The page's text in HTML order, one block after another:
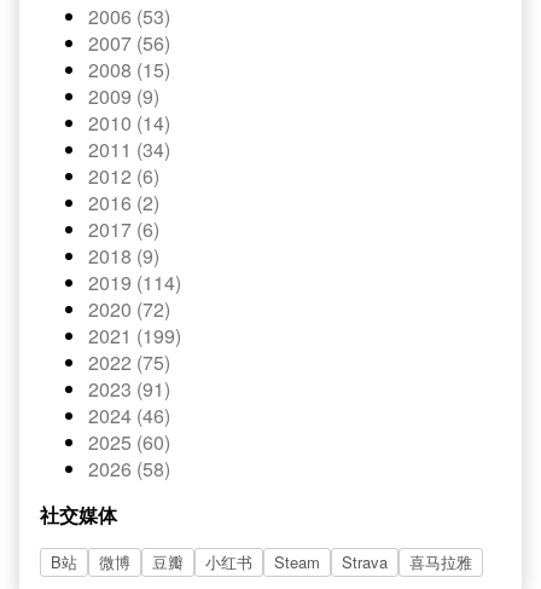
2006 (53)
2007 (56)
2008 (15)
2009 (9)
2010 (14)
2011 (34)
2012 (6)
2016 (2)
2017 (6)
2018 (9)
2019 (114)
2020 (72)
2021 (199)
2022 (75)
2023 (91)
2024 (46)
2025 (60)
2026 (58)
社交媒体
B站 微博 豆瓣 小红书 Steam Strava 喜马拉雅